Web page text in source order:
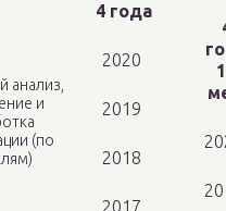
анализ,
и
(по
4 года
2020
2019
2018
2017